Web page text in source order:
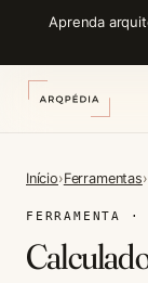
Aprenda
Início›Ferramentas›
FERRAMENTA ·